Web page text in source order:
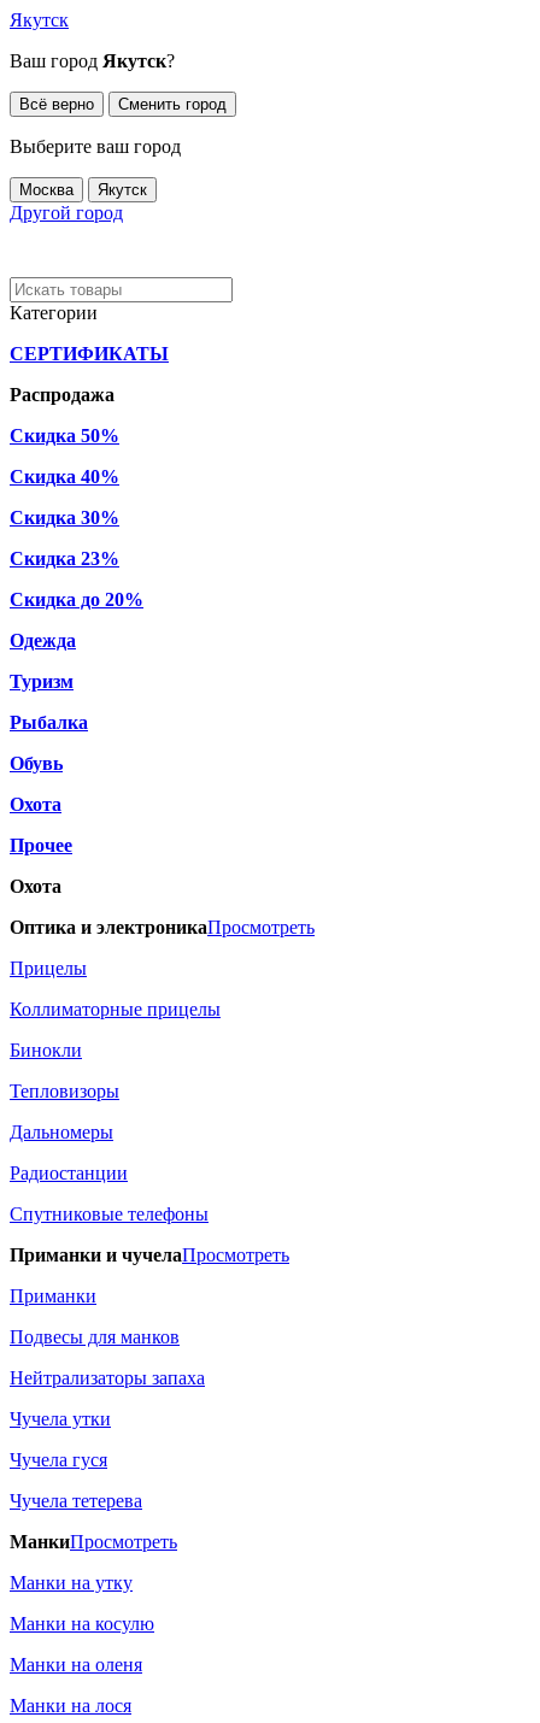
Якутск
Ваш город Якутск?
Всё верно Сменить город
Выберите ваш город
Москва Якутск
Другой город
Категории
СЕРТИФИКАТЫ
Распродажа
Скидка 50%
Скидка 40%
Скидка 30%
Скидка 23%
Скидка до 20%
Одежда
Туризм
Рыбалка
Обувь
Охота
Прочее
Охота
Оптика и электроникаПросмотреть
Прицелы
Коллиматорные прицелы
Бинокли
Тепловизоры
Дальномеры
Радиостанции
Спутниковые телефоны
Приманки и чучелаПросмотреть
Приманки
Подвесы для манков
Нейтрализаторы запаха
Чучела утки
Чучела гуся
Чучела тетерева
МанкиПросмотреть
Манки на утку
Манки на косулю
Манки на оленя
Манки на лося